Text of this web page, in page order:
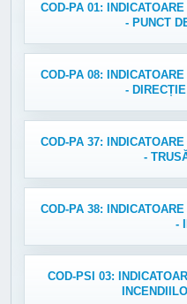
COD-PA 01:
- PUNCT
COD-PA 08:
-
COD-PA 37:
-
COD-PA 38:
-
COD-PSI 03: